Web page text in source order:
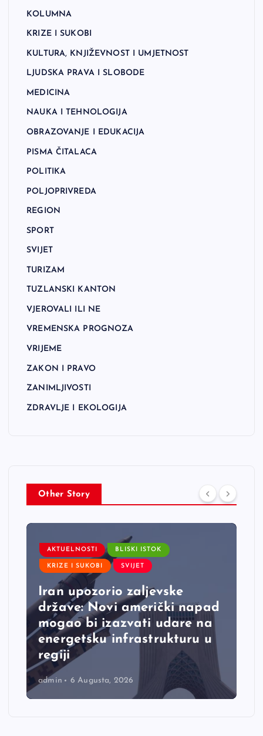
KOLUMNA
KRIZE I SUKOBI
KULTURA, KNJIŽEVNOST I UMJETNOST
LJUDSKA PRAVA I SLOBODE
MEDICINA
NAUKA I TEHNOLOGIJA
OBRAZOVANJE I EDUKACIJA
PISMA ČITALACA
POLITIKA
POLJOPRIVREDA
REGION
SPORT
SVIJET
TURIZAM
TUZLANSKI KANTON
VJEROVALI ILI NE
VREMENSKA PROGNOZA
VRIJEME
ZAKON I PRAVO
ZANIMLJIVOSTI
ZDRAVLJE I EKOLOGIJA
Other Story
AKTUELNOSTI BLISKI ISTOK
KRIZE I SUKOBI SVIJET
Iran upozorio zaljevske
države: Novi američki napad
mogao bi izazvati udare na
energetsku infrastrukturu u
regiji
admin 6 Augusta, 2026